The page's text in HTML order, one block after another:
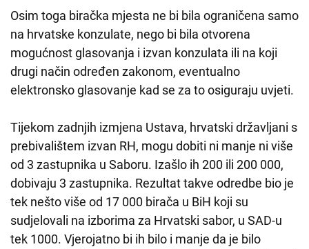
Osim toga biračka mjesta ne bi bila ograničena samo
na hrvatske konzulate, nego bi bila otvorena
mogućnost glasovanja i izvan konzulata ili na koji
drugi način određen zakonom, eventualno
elektronsko glasovanje kad se za to osiguraju uvjeti.
Tijekom zadnjih izmjena Ustava, hrvatski državljani s
prebivalištem izvan RH, mogu dobiti ni manje ni više
od 3 zastupnika u Saboru. Izašlo ih 200 ili 200 000,
dobivaju 3 zastupnika. Rezultat takve odredbe bio je
tek nešto više od 17 000 birača u BiH koji su
sudjelovali na izborima za Hrvatski sabor, u SAD-u
tek 1000. Vjerojatno bi ih bilo i manje da je bilo